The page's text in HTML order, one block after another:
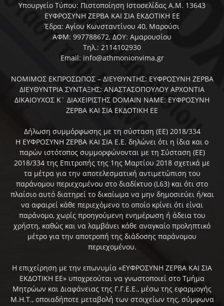
Υπουργείο Τύπου: Πιστοποίηση Ιστοσελίδας Α.Μ. 13643
ΕΥΦΡΟΣΥΝΗ ΖΕΡΒΑ ΚΑΙ ΣΙΑ ΕΚΔΟΤΙΚΗ ΕΕ
Έδρα: Αγίου Κωνσταντίνου 40, Μαρούσι
ΑΦΜ: 997788672, ΔΟΥ: Αμαρουσίου
Τηλ.: 2114102930
Email: info@athmonionvima.gr
ΝΟΜΙΜΟΣ ΕΚΠΡΟΣΩΠΟΣ – ΔΙΕΥΘΥΝΤΗΣ: ΕΥΦΡΟΣΥΝΗ ΖΕΡΒΑ
ΔΙΕΥΘΥΝΤΡΙΑ ΣΥΝΤΑΞΗΣ: ΑΝΑΣΤΑΣΟΠΟΥΛΟΥ ΑΡΧΟΝΤΙΑ
ΔΙΚΑΙΟΥΧΟΣ Κ` ΔΙΑΧΕΙΡΙΣΤΗΣ DOMAIN NAME: ΕΥΦΡΟΣΥΝΗ
ΖΕΡΒΑ ΚΑΙ ΣΙΑ ΕΚΔΟΤΙΚΗ ΕΕ
Δήλωση συμμόρφωσης με τη σύσταση (ΕΕ) 2018/334
Η ΕΥΦΡΟΣΥΝΗ ΖΕΡΒΑ ΚΑΙ ΣΙΑ Ε.Ε. δηλώνει ότι η ίδια και ο
παρών ιστότοπος συμμορφώνονται με τη Σύσταση (ΕΕ)
2018/334 της Επιτροπής της 1ης Μαρτίου 2018 σχετικά με
τα μέτρα για την αποτελεσματική αντιμετώπιση του
παράνομου περιεχομένου στο διαδίκτυο (L63) και ότι στο
πλαίσιο αυτό διατηρεί το δικαίωμα να μην δημοσιεύει ή/και
να αφαιρεί κάθε περιεχόμενο το οποίο κρίνει ότι είναι
παράνομο, χωρίς προηγούμενη ενημέρωση ή άδεια του
χρήστη, καθώς και να λαμβάνει κάθε αναγκαίο προληπτικό
μέτρο για την αποτροπή της διάδοσης παράνομου
περιεχομένου.
Η επιχείρηση με την επωνυμία «ΕΥΦΡΟΣΥΝΗ ΖΕΡΒΑ ΚΑΙ ΣΙΑ
ΕΚΔΟΤΙΚΗ ΕΕ» υποχρεούται να γνωστοποιεί στο Τμήμα
Μητρώων και Διαφάνειας της Γ.Γ.Ε.Ε., μέσω της εφαρμογής
Μ.Η.Τ., οποιαδήποτε μεταβολή των στοιχείων της, σύμφωνα